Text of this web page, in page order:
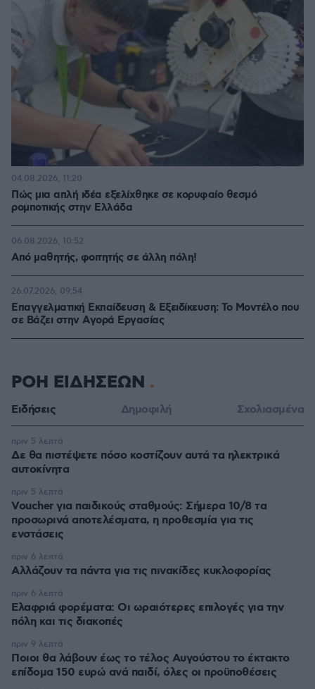
Πώς μια απλή ιδέα εξελίχθηκε σε κορυφαίο θεσμό
ρομποτικής στην Ελλάδα
04.08.2026, 11:20
Από μαθητής, φοιτητής σε άλλη πόλη!
06.08.2026, 10:52
Επαγγελματική Εκπαίδευση & Εξειδίκευση: Το Mοντέλο που
σε Bάζει στην Aγορά Eργασίας
26.07.2026, 09:54
ΡΟΗ ΕΙΔΗΣΕΩΝ
Ειδήσεις Δημοφιλή Σχολιασμένα
Δε θα πιστέψετε πόσο κοστίζουν αυτά τα ηλεκτρικά
αυτοκίνητα
πριν 5 λεπτά
Voucher για παιδικούς σταθμούς: Σήμερα 10/8 τα
προσωρινά αποτελέσματα, η προθεσμία για τις
ενστάσεις
πριν 5 λεπτά
Αλλάζουν τα πάντα για τις πινακίδες κυκλοφορίας
πριν 6 λεπτά
Eλαφριά φορέματα: Οι ωραιότερες επιλογές για την
πόλη και τις διακοπές
πριν 6 λεπτά
Ποιοι θα λάβουν έως το τέλος Αυγούστου το έκτακτο
επίδομα 150 ευρώ ανά παιδί, όλες οι προϋποθέσεις
πριν 9 λεπτά